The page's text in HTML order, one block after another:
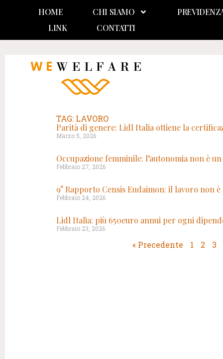
HOME CHI SIAMO
LINK
CONTATTI
TAG: LAVORO
Parità di genere: Lidl Italia ottiene la
Marzo 5, 2026
Occupazione femminile: l’autonomia non è
Febbraio 27, 2026
9° Rapporto Censis Eudaimon: il lavoro non
Febbraio 24, 2026
Lidl Italia: più 650euro annui per ogni
Febbraio 23, 2026
« Precedente 1 2 3